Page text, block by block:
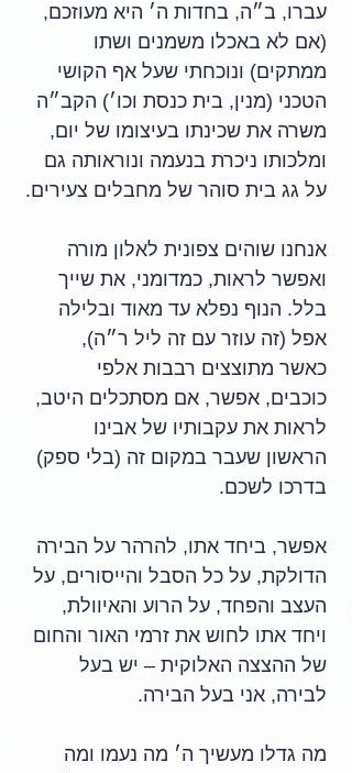
עברו, ב״ה, בחדות ה׳ היא מעוזכם,
(אם לא באכלו משמנים ושתו
ממתקים) ונוכחתי שעל אף הקושי
הטכני (מנין, בית כנסת וכו׳) הקב״ה
משרה את שכינתו בעיצומו של יום,
ומלכותו ניכרת בנעמה ונוראותה גם
על גג בית סוהר של מחבלים צעירים.
אנחנו שוהים צפונית לאלון מורה
ואפשר לראות, כמדומני, את שייך
בלל. הנוף נפלא עד מאוד ובלילה
אפל (זה עוזר עם זה ליל ר״ה),
כאשר מתוצצים רבבות אלפי
כוכבים, אפשר, אם מסתכלים היטב,
לראות את עקבותיו של אבינו
הראשון שעבר במקום זה (בלי ספק)
בדרכו לשכם.
אפשר, ביחד אתו, להרהר על הבירה
הדולקת, על כל הסבל והייסורים, על
העצב והפחד, על הרוע והאיוולת,
ויחד אתו לחוש את זרמי האור והחום
של ההצצה האלוקית – יש בעל
לבירה, אני בעל הבירה.
מה גדלו מעשיך ה׳ מה נעמו ומה